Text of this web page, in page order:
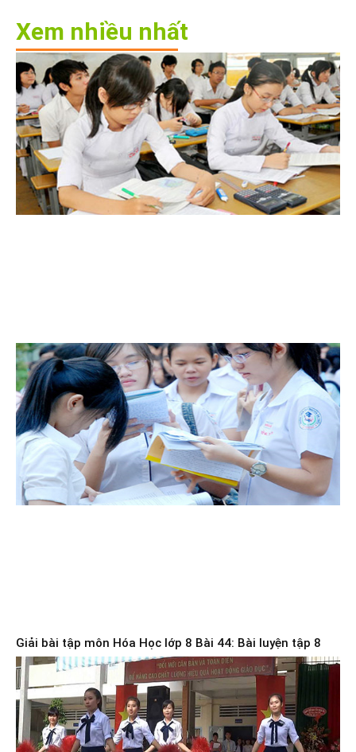
Xem nhiều nhất
Giải bài tập môn Hóa Học lớp 8 Bài 44: Bài luyện tập 8